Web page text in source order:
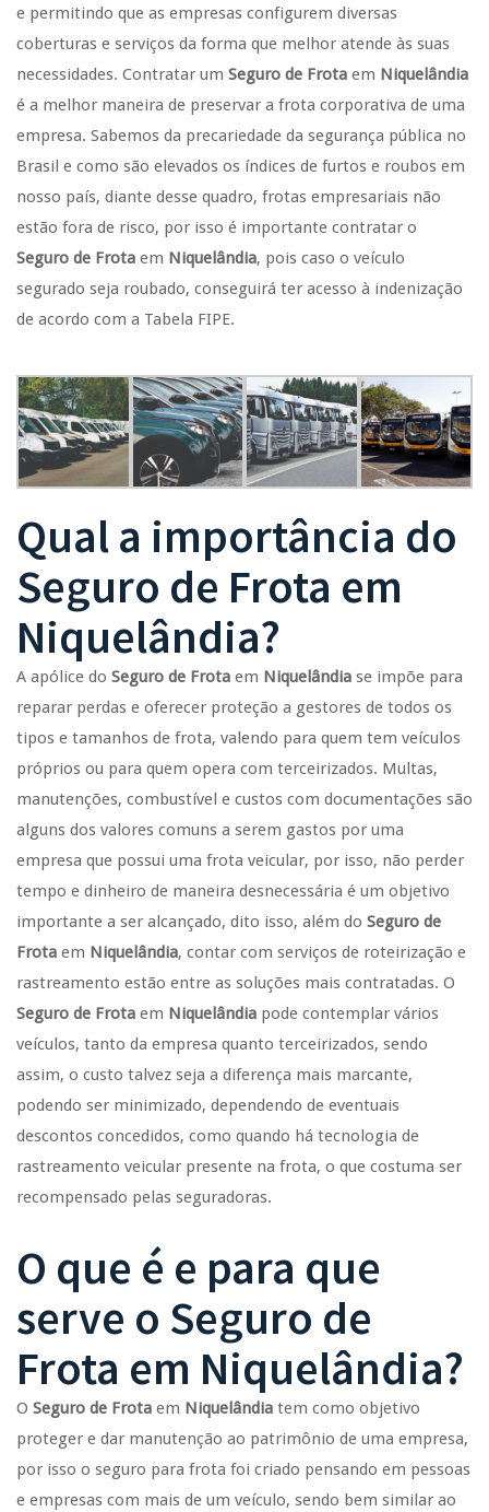
e permitindo que as empresas configurem diversas
coberturas e serviços da forma que melhor atende às suas
necessidades. Contratar um Seguro de Frota em Niquelândia
é a melhor maneira de preservar a frota corporativa de uma
empresa. Sabemos da precariedade da segurança pública no
Brasil e como são elevados os índices de furtos e roubos em
nosso país, diante desse quadro, frotas empresariais não
estão fora de risco, por isso é importante contratar o
Seguro de Frota em Niquelândia, pois caso o veículo
segurado seja roubado, conseguirá ter acesso à indenização
de acordo com a Tabela FIPE.
Qual a importância do
Seguro de Frota em
Niquelândia?
A apólice do Seguro de Frota em Niquelândia se impõe para
reparar perdas e oferecer proteção a gestores de todos os
tipos e tamanhos de frota, valendo para quem tem veículos
próprios ou para quem opera com terceirizados. Multas,
manutenções, combustível e custos com documentações são
alguns dos valores comuns a serem gastos por uma
empresa que possui uma frota veicular, por isso, não perder
tempo e dinheiro de maneira desnecessária é um objetivo
importante a ser alcançado, dito isso, além do Seguro de
Frota em Niquelândia, contar com serviços de roteirização e
rastreamento estão entre as soluções mais contratadas. O
Seguro de Frota em Niquelândia pode contemplar vários
veículos, tanto da empresa quanto terceirizados, sendo
assim, o custo talvez seja a diferença mais marcante,
podendo ser minimizado, dependendo de eventuais
descontos concedidos, como quando há tecnologia de
rastreamento veicular presente na frota, o que costuma ser
recompensado pelas seguradoras.
O que é e para que
serve o Seguro de
Frota em Niquelândia?
O Seguro de Frota em Niquelândia tem como objetivo
proteger e dar manutenção ao patrimônio de uma empresa,
por isso o seguro para frota foi criado pensando em pessoas
e empresas com mais de um veículo, sendo bem similar ao